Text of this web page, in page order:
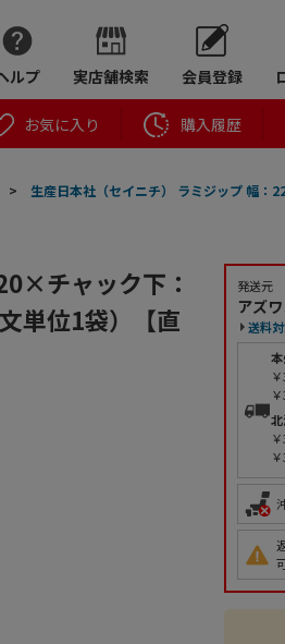
ルプ 実店舗検索 会員登録
お気に入り 購入履歴
> 生産日本社（セイニチ） ラミジップ 幅
チャック下：
単位1袋）【直
発送元
アズ
送料